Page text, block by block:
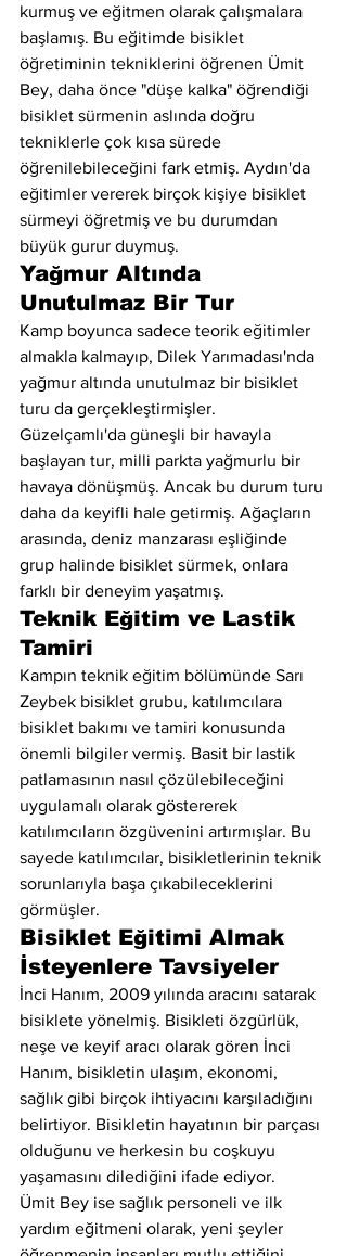
kurmuş ve eğitmen olarak çalışmalara
başlamış. Bu eğitimde bisiklet
öğretiminin tekniklerini öğrenen Ümit
Bey, daha önce "düşe kalka" öğrendiği
bisiklet sürmenin aslında doğru
tekniklerle çok kısa sürede
öğrenilebileceğini fark etmiş. Aydın'da
eğitimler vererek birçok kişiye bisiklet
sürmeyi öğretmiş ve bu durumdan
büyük gurur duymuş.
Yağmur Altında
Unutulmaz Bir Tur
Kamp boyunca sadece teorik eğitimler
almakla kalmayıp, Dilek Yarımadası'nda
yağmur altında unutulmaz bir bisiklet
turu da gerçekleştirmişler.
Güzelçamlı'da güneşli bir havayla
başlayan tur, milli parkta yağmurlu bir
havaya dönüşmüş. Ancak bu durum turu
daha da keyifli hale getirmiş. Ağaçların
arasında, deniz manzarası eşliğinde
grup halinde bisiklet sürmek, onlara
farklı bir deneyim yaşatmış.
Teknik Eğitim ve Lastik
Tamiri
Kampın teknik eğitim bölümünde Sarı
Zeybek bisiklet grubu, katılımcılara
bisiklet bakımı ve tamiri konusunda
önemli bilgiler vermiş. Basit bir lastik
patlamasının nasıl çözülebileceğini
uygulamalı olarak göstererek
katılımcıların özgüvenini artırmışlar. Bu
sayede katılımcılar, bisikletlerinin teknik
sorunlarıyla başa çıkabileceklerini
görmüşler.
Bisiklet Eğitimi Almak
İsteyenlere Tavsiyeler
İnci Hanım, 2009 yılında aracını satarak
bisiklete yönelmiş. Bisikleti özgürlük,
neşe ve keyif aracı olarak gören İnci
Hanım, bisikletin ulaşım, ekonomi,
sağlık gibi birçok ihtiyacını karşıladığını
belirtiyor. Bisikletin hayatının bir parçası
olduğunu ve herkesin bu coşkuyu
yaşamasını dilediğini ifade ediyor.
Ümit Bey ise sağlık personeli ve ilk
yardım eğitmeni olarak, yeni şeyler